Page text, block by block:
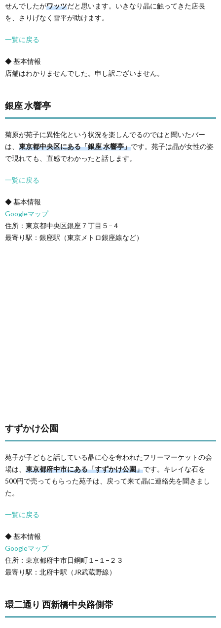
せんでしたがワッツだと思います。いきなり晶に触ってきた店長
を、さりげなく雪平が助けます。
一覧に戻る
◆ 基本情報
店舗はわかりませんでした。申し訳ございません。
銀座 水響亭
菊原が苑子に異性化という状況を楽しんでるのではと聞いたバー
は、 東京都中央区にある「銀座 水響亭」です。苑子は晶が女性の姿
で現れても、直感でわかったと話します。
一覧に戻る
◆ 基本情報
Googleマップ
住所：東京都中央区銀座７丁目５−４
最寄り駅：銀座駅（東京メトロ銀座線など）
すずかけ公園
苑子が子どもと話している晶に心を奪われたフリーマーケットの会
場は、 東京都府中市にある「すずかけ公園」です。キレイな石を
500円で売ってもらった苑子は、戻って来て晶に連絡先を聞きまし
た。
一覧に戻る
◆ 基本情報
Googleマップ
住所：東京都府中市日鋼町１−１−２３
最寄り駅：北府中駅（JR武蔵野線）
環二通り 西新橋中央路側帯